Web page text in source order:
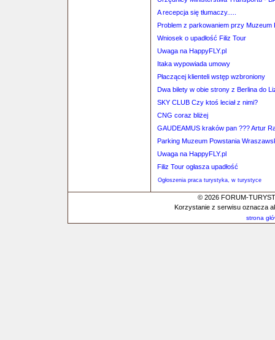
A recepcja się tłumaczy.....
Problem z parkowaniem przy Muzeum
Wniosek o upadłość Filiz Tour
Uwaga na HappyFLY.pl
Itaka wypowiada umowy
Płaczącej klienteli wstęp wzbroniony
Dwa bilety w obie strony z Berlina do
SKY CLUB Czy ktoś leciał z nimi?
CNG coraz bliżej
GAUDEAMUS kraków pan ??? Artur
Parking Muzeum Powstania
Uwaga na HappyFLY.pl
Filiz Tour ogłasza upadłość
Ogłoszenia praca turystyka, w turystyce
© 2026 FORUM-
Korzystanie z serwisu oznacza
strona